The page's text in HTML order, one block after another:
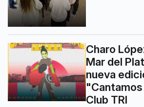
Charo
Mar del
nueva
Club TRI